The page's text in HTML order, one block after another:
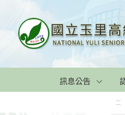
訊息公告
:::